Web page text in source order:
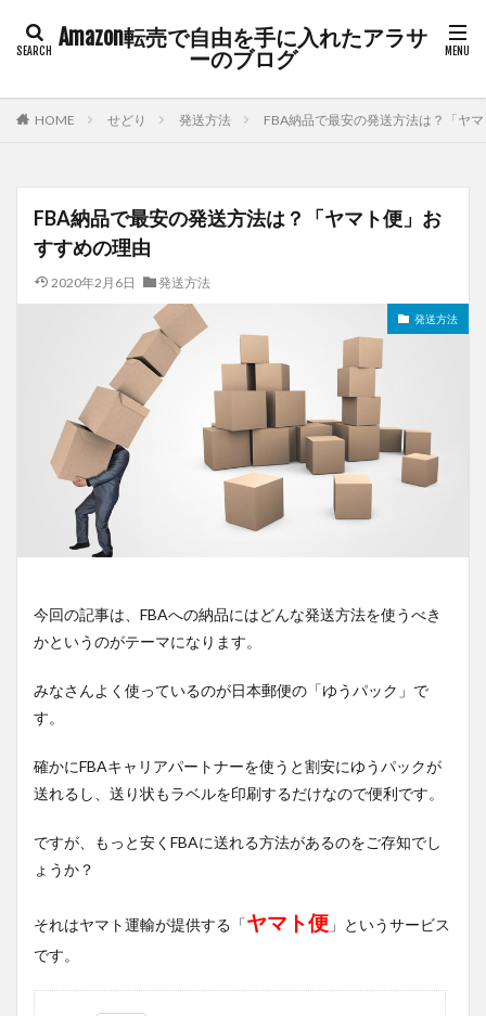
Amazon転売で自由を手に入れたアラサ
ーのブログ
HOME せどり 発送方法 FBA納品で最安の発送方法は？「ヤ
FBA納品で最安の発送方法は？「ヤマト便」お
すすめの理由
2020年2月6日 発送方法
発送方法
今回の記事は、FBAへの納品にはどんな発送方法を使うべき
かというのがテーマになります。
みなさんよく使っているのが日本郵便の「ゆうパック」で
す。
確かにFBAキャリアパートナーを使うと割安にゆうパックが
送れるし、送り状もラベルを印刷するだけなので便利です。
ですが、もっと安くFBAに送れる方法があるのをご存知でし
ょうか？
それはヤマト運輸が提供する「ヤマト便 」というサービス
です。